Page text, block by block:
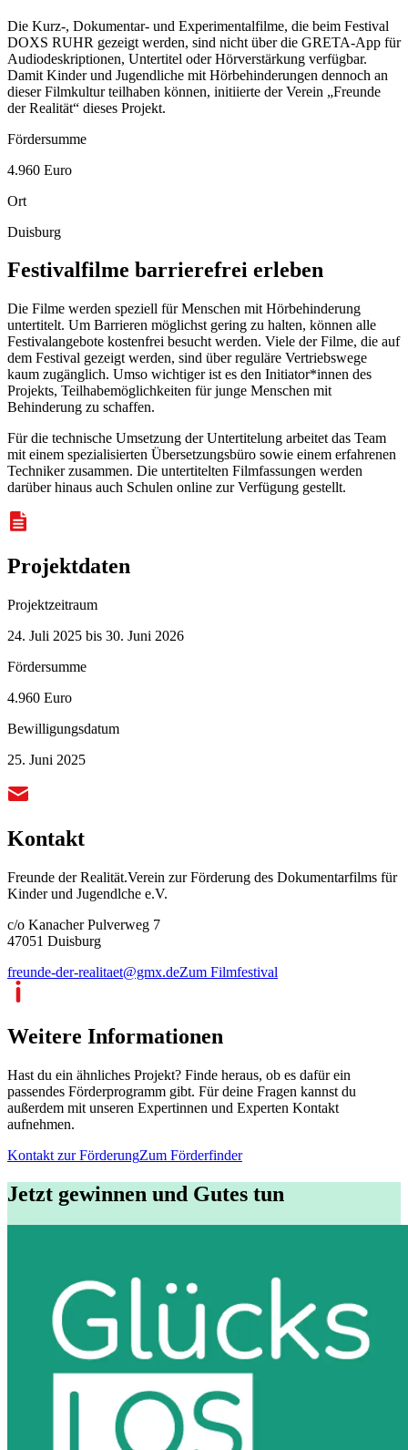
Die Kurz-, Dokumentar- und Experimentalfilme, die beim Festival
DOXS RUHR gezeigt werden, sind nicht über die GRETA-App für
Audiodeskriptionen, Untertitel oder Hörverstärkung verfügbar.
Damit Kinder und Jugendliche mit Hörbehinderungen dennoch an
dieser Filmkultur teilhaben können, initiierte der Verein „Freunde
der Realität“ dieses Projekt.
Fördersumme
4.960 Euro
Ort
Duisburg
Festivalfilme barrierefrei erleben
Die Filme werden speziell für Menschen mit Hörbehinderung
untertitelt. Um Barrieren möglichst gering zu halten, können alle
Festivalangebote kostenfrei besucht werden. Viele der Filme, die auf
dem Festival gezeigt werden, sind über reguläre Vertriebswege
kaum zugänglich. Umso wichtiger ist es den Initiator*innen des
Projekts, Teilhabemöglichkeiten für junge Menschen mit
Behinderung zu schaffen.
Für die technische Umsetzung der Untertitelung arbeitet das Team
mit einem spezialisierten Übersetzungsbüro sowie einem erfahrenen
Techniker zusammen. Die untertitelten Filmfassungen werden
darüber hinaus auch Schulen online zur Verfügung gestellt.
Projektdaten
Projektzeitraum
24. Juli 2025 bis 30. Juni 2026
Fördersumme
4.960 Euro
Bewilligungsdatum
25. Juni 2025
Kontakt
Freunde der Realität.Verein zur Förderung des Dokumentarfilms für
Kinder und Jugendlche e.V.
c/o Kanacher Pulverweg 7
47051 Duisburg
freunde-der-realitaet@gmx.deZum Filmfestival
Weitere Informationen
Hast du ein ähnliches Projekt? Finde heraus, ob es dafür ein
passendes Förderprogramm gibt. Für deine Fragen kannst du
außerdem mit unseren Expertinnen und Experten Kontakt
aufnehmen.
Kontakt zur FörderungZum Förderfinder
Jetzt gewinnen und Gutes tun